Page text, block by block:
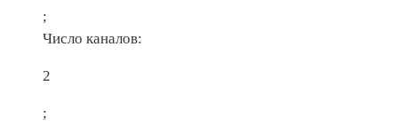
;
Число каналов:
2
;